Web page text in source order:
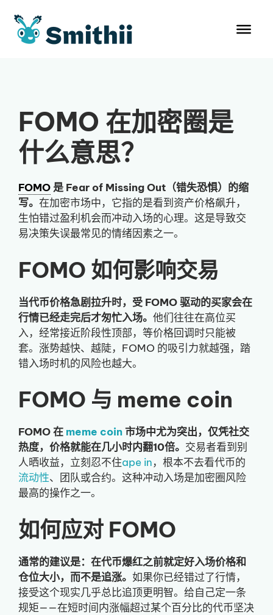
FOMO 在加密圈是
什么意思？
FOMO 是 Fear of Missing Out（错失恐惧）的缩
写。 在加密市场中，它指的是看到资产价格飙升，
生怕错过盈利机会而冲动入场的心理。这是导致交
易决策失误最常见的情绪因素之一。
FOMO 如何影响交易
当代币价格急剧拉升时，受 FOMO 驱动的买家会在
行情已经走完后才匆忙入场。 他们往往在高位买
入，经常接近阶段性顶部，等价格回调时只能被
套。涨势越快、越陡，FOMO 的吸引力就越强，踏
错入场时机的风险也越大。
FOMO 与 meme coin
FOMO 在 meme coin市场中尤为突出，仅凭社交
热度，价格就能在几小时内翻10倍。 交易者看到别
人晒收益，立刻忍不住ape in，根本不去看代币的
流动性、团队或合约。这种冲动入场是加密圈风险
最高的操作之一。
如何应对 FOMO
通常的建议是：在代币爆红之前就定好入场价格和
仓位大小，而不是追涨。 如果你已经错过了行情，
接受这个现实几乎总比追顶更明智。给自己定一条
规矩——在短时间内涨幅超过某个百分比的代币坚决